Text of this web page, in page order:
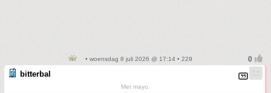
• woensdag 8 juli 2026 @ 17:14 • 229
bitterbal
Met mayo.